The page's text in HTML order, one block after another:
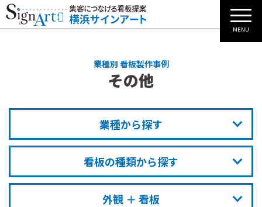
MENU
業種別 看板製作事例
その他
業種から探す
看板の種類から探す
外観 ＋ 看板